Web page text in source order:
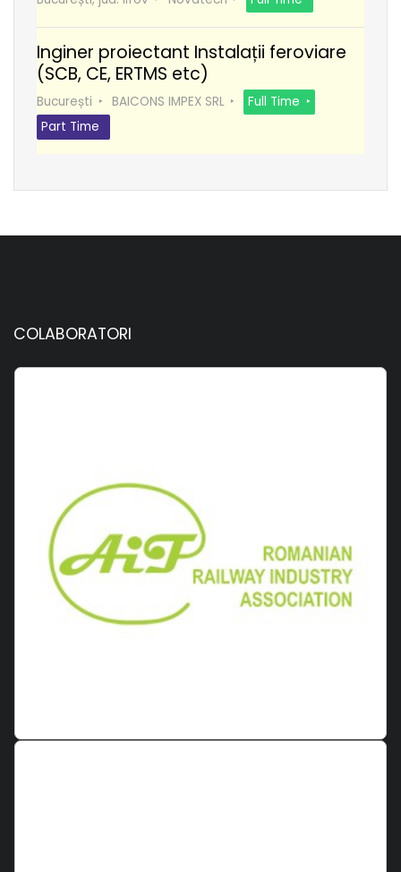
Inginer proiectant Instalații feroviare
(SCB, CE, ERTMS etc)
București BAICONS IMPEX SRL
Full Time
Part Time
COLABORATORI